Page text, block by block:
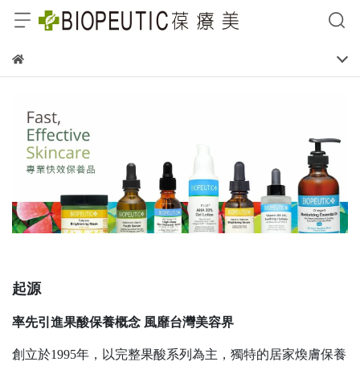
起源
率先引進果酸保養概念 風靡台灣美容界
創立於1995年，以完整果酸系列為主，獨特的居家煥膚保養